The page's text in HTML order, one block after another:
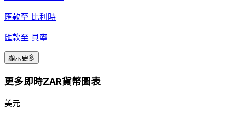
匯款至 比利時
匯款至 貝寧
顯示更多
更多即時ZAR貨幣圖表
美元